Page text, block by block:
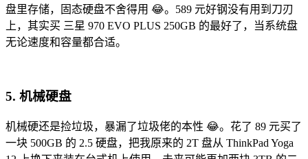
盘里存储，固态硬盘不舍得用 😂。589 元好钢没有用到刀刃
上，其实买 三星 970 EVO PLUS 250GB 的最好了，当系统盘
无论速度和容量都合适。
5. 机械硬盘
机械硬还是捡垃圾，暴漏了垃圾佬的本性 😂。花了 89 元买了
一块 500GB 的 2.5 硬盘，把我原来的 2T 盘从 ThinkPad Yoga